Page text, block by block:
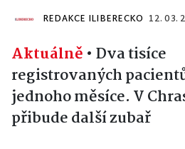
REDAKCE ILIBERECKO 12. 03.
Aktuálně • Dva tisíce
registrovaných
jednoho měsíce. V
přibude další zubař